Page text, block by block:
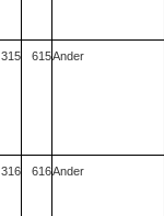
315 615Ander
316 616Ander